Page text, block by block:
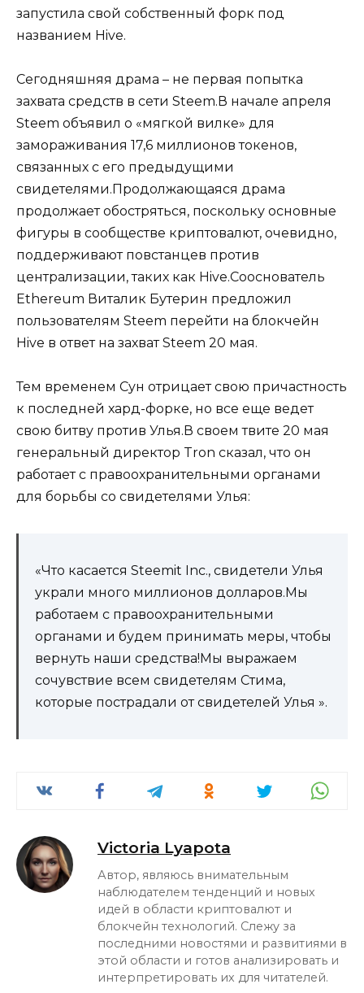
запустила свой собственный форк под
названием Hive.
Сегодняшняя драма – не первая попытка
захвата средств в сети Steem.В начале апреля
Steem объявил о «мягкой вилке» для
замораживания 17,6 миллионов токенов,
связанных с его предыдущими
свидетелями.Продолжающаяся драма
продолжает обостряться, поскольку основные
фигуры в сообществе криптовалют, очевидно,
поддерживают повстанцев против
централизации, таких как Hive.Сооснователь
Ethereum Виталик Бутерин предложил
пользователям Steem перейти на блокчейн
Hive в ответ на захват Steem 20 мая.
Тем временем Сун отрицает свою причастность
к последней хард-форке, но все еще ведет
свою битву против Улья.В своем твите 20 мая
генеральный директор Tron сказал, что он
работает с правоохранительными органами
для борьбы со свидетелями Улья:
«Что касается Steemit Inc., свидетели Улья
украли много миллионов долларов.Мы
работаем с правоохранительными
органами и будем принимать меры, чтобы
вернуть наши средства!Мы выражаем
сочувствие всем свидетелям Стима,
которые пострадали от свидетелей Улья ».
Victoria Lyapota
Автор, являюсь внимательным
наблюдателем тенденций и новых
идей в области криптовалют и
блокчейн технологий. Слежу за
последними новостями и развитиями в
этой области и готов анализировать и
интерпретировать их для читателей.